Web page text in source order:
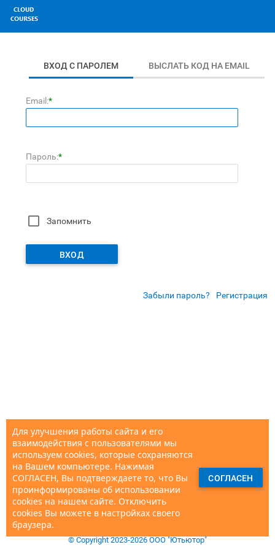
ВХОД С ПАРОЛЕМ ВЫСЛАТЬ КОД НА EMAIL
Email:*
Пароль:*
Запомнить
ВХОД
Забыли пароль? Регистрация
© Copyright 2023-2026 ООО "Ютьютор"
Для улучшения работы сайта и его
взаимодействия с пользователями мы
используем cookies, которые сохраняются
на Вашем компьютере. Нажимая
СОГЛАСЕН, Вы подтверждаете то, что Вы
проинформированы об использовании
cookies на нашем сайте. Отключить
cookies Вы можете в настройках своего
браузера.
СОГЛАСЕН